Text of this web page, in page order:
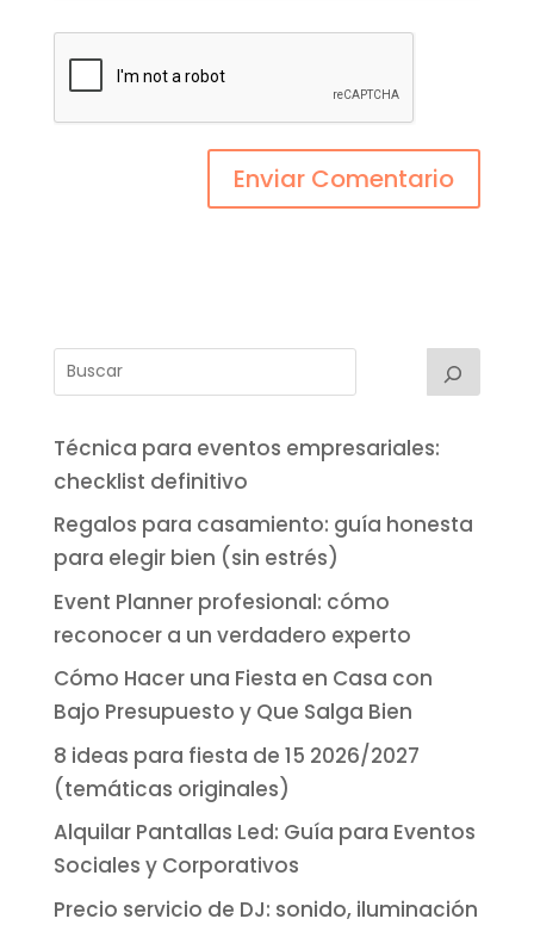
Técnica para eventos empresariales:
checklist definitivo
Regalos para casamiento: guía honesta
para elegir bien (sin estrés)
Event Planner profesional: cómo
reconocer a un verdadero experto
Cómo Hacer una Fiesta en Casa con
Bajo Presupuesto y Que Salga Bien
8 ideas para fiesta de 15 2026/2027
(temáticas originales)
Alquilar Pantallas Led: Guía para Eventos
Sociales y Corporativos
Precio servicio de DJ: sonido, iluminación